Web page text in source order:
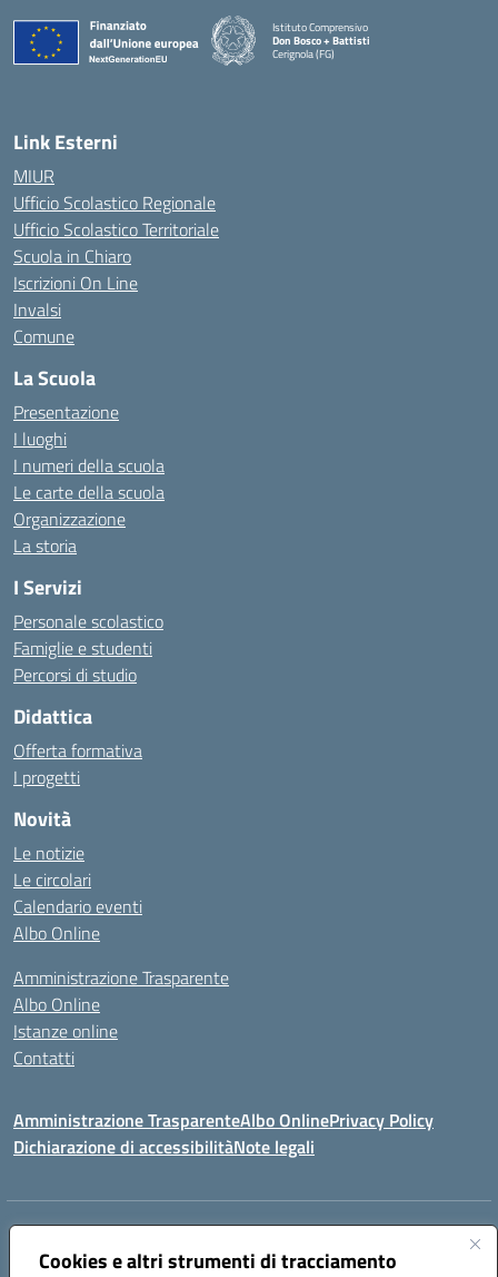
Cookies e altri strumenti di tracciamento
Istituto Comprensivo
Don Bosco + Battisti
Cerignola (FG)
— Visita la pagina iniziale della scuola
Link Esterni
MIUR
Ufficio Scolastico Regionale
Ufficio Scolastico Territoriale
Scuola in Chiaro
Iscrizioni On Line
Invalsi
Comune
La Scuola
Presentazione
I luoghi
I numeri della scuola
Le carte della scuola
Organizzazione
La storia
I Servizi
Personale scolastico
Famiglie e studenti
Percorsi di studio
Didattica
Offerta formativa
I progetti
Novità
Le notizie
Le circolari
Calendario eventi
Albo Online
Amministrazione Trasparente
Albo Online
Istanze online
Contatti
Amministrazione TrasparenteAlbo OnlinePrivacy Policy
Dichiarazione di accessibilitàNote legali
Indirizzo:
Centralino:0885/422972 Email:FGIC84600D@istruzione.it